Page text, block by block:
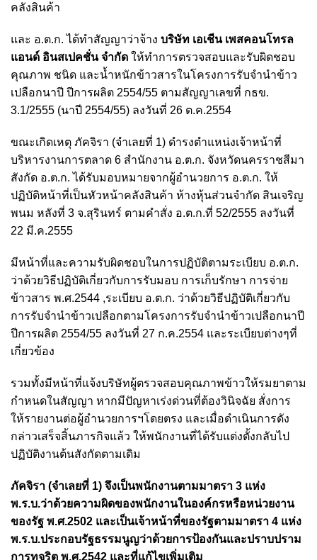
คลังสินค้า
และ อ.ต.ก. ได้ทำสัญญาว่าจ้าง บริษัท เอเชีน เพสคอนโทรล
แอนด์ อินสเปคชั่น จำกัด ให้ทำการตรวจสอบและรับผิดชอบ
คุณภาพ ชนิด และน้ำหนักข้าวสารในโครงการรับจำนำข้าว
เปลือกนาปี ปีการผลิต 2554/55 ตามสัญญาเลขที่ กธข.
3.1/2555 (นาปี 2554/55) ลงวันที่ 26 ต.ค.2554
ขณะเกิดเหตุ ภัคจิรา (จำเลยที่ 1) ดำรงตำแหน่งเจ้าหน้าที่
บริหารงานการตลาด 6 สำนักงาน อ.ต.ก. จังหวัดนครราชสีมา
สังกัด อ.ต.ก. ได้รับมอบหมายจากผู้อำนวยการ อ.ต.ก. ให้
ปฏิบัติหน้าที่เป็นหัวหน้าคลังสินค้า ห้างหุ้นส่วนจำกัด สินเจริญ
พนม หลังที่ 3 จ.สุรินทร์ ตามคำสั่ง อ.ต.ก.ที่ 52/2555 ลงวันที่
22 มี.ค.2555
มีหน้าที่และความรับผิดชอบในการปฏิบัติตามระเบียบ อ.ต.ก.
ว่าด้วยวิธีปฏิบัติเกี่ยวกับการรับมอบ การเก็บรักษา การจ่าย
ข้าวสาร พ.ศ.2544 ,ระเบียบ อ.ต.ก. ว่าด้วยวิธีปฏิบัติเกี่ยวกับ
การรับจำนำข้าวเปลือกตามโครงการรับจำนำข้าวเปลือกนาปี
ปีการผลิต 2554/55 ลงวันที่ 27 ก.ค.2554 และระเบียบต่างๆที่
เกี่ยวข้อง
รวมทั้งมีหน้าที่แจ้งบริษัทผู้ตรวจสอบคุณภาพข้าวให้รมยาตาม
กำหนดในสัญญา หากมีปัญหาเร่งด่วนที่ต้องวินิจฉัย สั่งการ
ให้รายงานต่อผู้อำนวยการฯโดยตรง และเมื่อดำเนินการดัง
กล่าวเสร็จสิ้นภารกิจแล้ว ให้พนักงานที่ได้รับแต่งตั้งกลับไป
ปฏิบัติงานต้นสังกัดตามเดิม
ภัคจิรา (จำเลยที่ 1) จึงเป็นพนักงานตามมาตรา 3 แห่ง
พ.ร.บ.ว่าด้วยความผิดของพนักงานในองค์กรหรือหน่วยงาน
ของรัฐ พ.ศ.2502 และเป็นเจ้าหน้าที่ของรัฐตามมาตรา 4 แห่ง
พ.ร.บ.ประกอบรัฐธรรมนูญว่าด้วยการป้องกันและปราบปราม
การทุจริต พ.ศ.2542 และที่แก้ไขเพิ่มเติม